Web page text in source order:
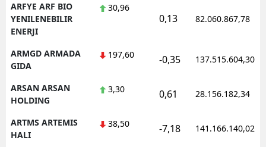
ARFYE ARF BIO
YENILENEBILIR
ENERJI
30,96
0,13 82.060.867,78
ARMGD ARMADA
GIDA
197,60 -0,35 137.515.604,30
ARSAN ARSAN
HOLDING
3,30 0,61 28.156.182,34
ARTMS ARTEMIS
HALI
38,50 -7,18 141.166.140,02